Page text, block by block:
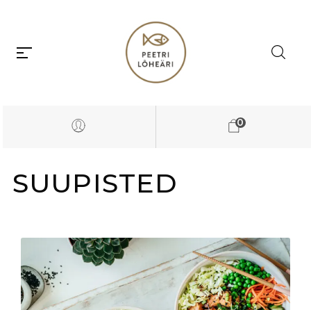
0
SUUPISTED